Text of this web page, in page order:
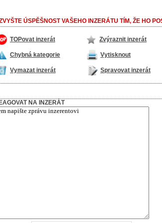
ÚSPĚŠNOST VAŠEHO INZERÁTU TÍM, ŽE HO
TOPovat inzerát Zvýraznit inzerát
Chybná kategorie Vytisknout
Vymazat inzerát Spravovat inzerát
NA INZERÁT